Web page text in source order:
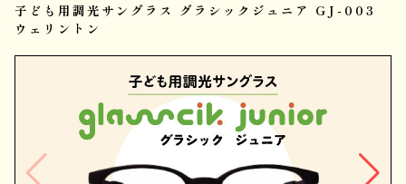
子ども用調光サングラス グラシックジュニア GJ-003
ウェリントン